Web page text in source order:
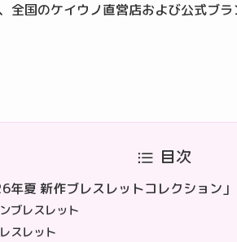
全国のケイウノ直営店および公式ブラ
目次
年夏 新作ブレスレットコレクション」
ブレスレット
スレット